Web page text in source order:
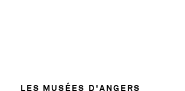
LES MUSÉES D'ANGERS